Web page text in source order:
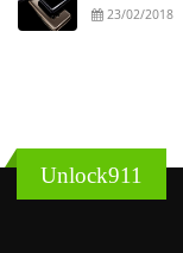
23/02/2018
Unlock911